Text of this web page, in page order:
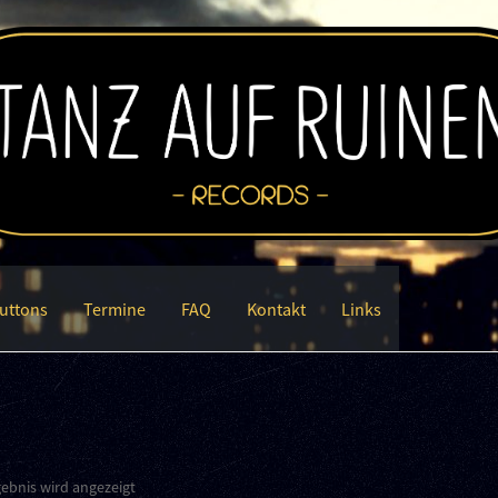
Termine FAQ Kontakt Links
wird angezeigt